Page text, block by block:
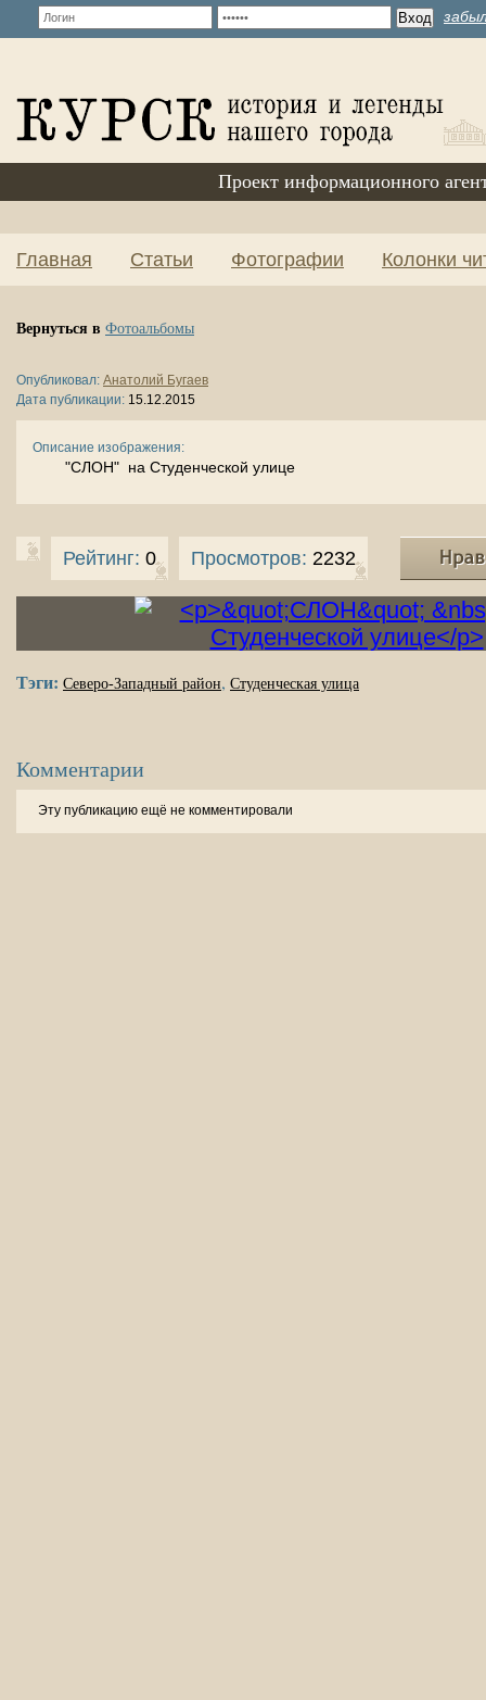
Проект информационного
Главная Статьи Фотографии Колонки
Вернуться в Фотоальбомы
Опубликовал: Анатолий Бугаев
Дата публикации: 15.12.2015
Описание изображения:
"СЛОН" на Студенческой улице
Рейтинг: 0 Просмотров: 2232
Тэги: Северо-Западный район, Студенческая улица
Комментарии
Эту публикацию ещё не комментировали